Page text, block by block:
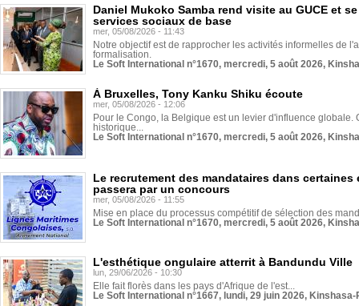
Daniel Mukoko Samba rend visite au GUCE et
services sociaux de base
mer, 05/08/2026 - 11:43
Notre objectif est de rapprocher les activités informelles de
formalisation.
Le Soft International n°1670, mercredi, 5 août 2026,
À Bruxelles, Tony Kanku Shiku écoute
mer, 05/08/2026 - 12:06
Pour le Congo, la Belgique est un levier d'influence globale.
historique...
Le Soft International n°1670, mercredi, 5 août 2026,
Le recrutement des mandataires dans
passera par un concours
mer, 05/08/2026 - 11:55
Mise en place du processus compétitif de sélection des
Le Soft International n°1670, mercredi, 5 août 2026,
L'esthétique ongulaire atterrit à Bandundu Ville
lun, 29/06/2026 - 10:30
Elle fait florès dans les pays d'Afrique de l'est...
Le Soft International n°1667, lundi, 29 juin 2026,